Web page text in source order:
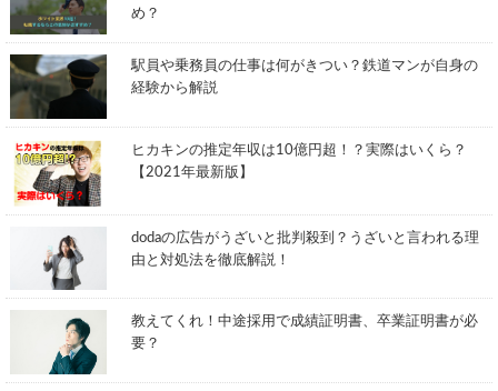
め？
駅員や乗務員の仕事は何がきつい？鉄道マンが自身の
経験から解説
ヒカキンの推定年収は10億円超！？実際はいくら？
【2021年最新版】
dodaの広告がうざいと批判殺到？うざいと言われる理
由と対処法を徹底解説！
教えてくれ！中途採用で成績証明書、卒業証明書が必
要？